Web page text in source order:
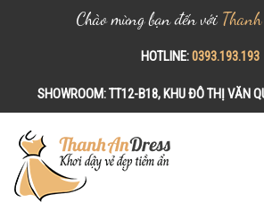
Chào mừng bạn đến với
HOTLINE:0393.193.193
SHOWROOM:TT12-B18, KHU ĐÔ THỊ VĂN